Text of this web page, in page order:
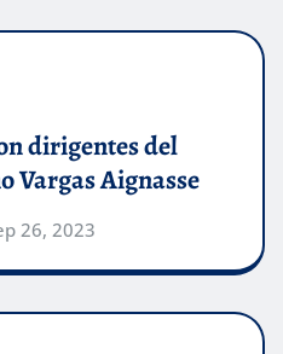
dirigentes del
Vargas Aignasse
26, 2023